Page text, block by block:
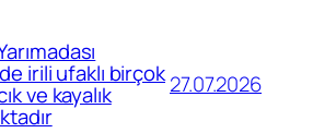
irili ufaklı birçok
ve kayalık 27.07.2026